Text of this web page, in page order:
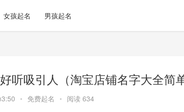
女孩起名 男孩起名
听吸引人（淘宝店铺名字大全简单
• 免费起名 • 阅读 634